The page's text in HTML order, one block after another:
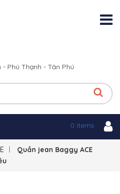
- Phú Thạnh - Tân Phú
0 items
Quần jean Baggy ACE